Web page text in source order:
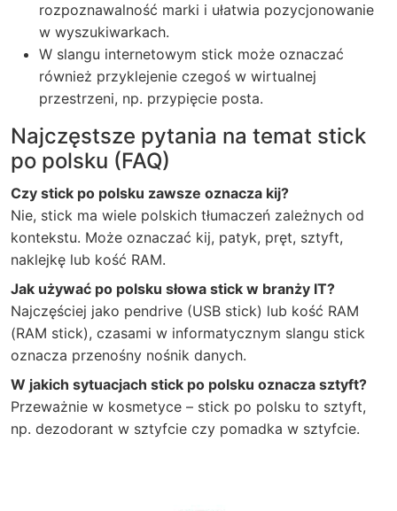
rozpoznawalność marki i ułatwia pozycjonowanie
w wyszukiwarkach.
W slangu internetowym stick może oznaczać
również przyklejenie czegoś w wirtualnej
przestrzeni, np. przypięcie posta.
Najczęstsze pytania na temat stick
po polsku (FAQ)
Czy stick po polsku zawsze oznacza kij?
Nie, stick ma wiele polskich tłumaczeń zależnych od
kontekstu. Może oznaczać kij, patyk, pręt, sztyft,
naklejkę lub kość RAM.
Jak używać po polsku słowa stick w branży IT?
Najczęściej jako pendrive (USB stick) lub kość RAM
(RAM stick), czasami w informatycznym slangu stick
oznacza przenośny nośnik danych.
W jakich sytuacjach stick po polsku oznacza sztyft?
Przeważnie w kosmetyce – stick po polsku to sztyft,
np. dezodorant w sztyfcie czy pomadka w sztyfcie.